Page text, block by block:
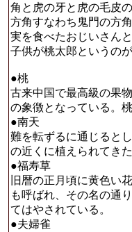
角と虎の牙と虎の毛皮
方角すなわち鬼門の方
実を食べたおじいさん
子供が桃太郎というの
●桃
古来中国で最高級の果
の象徴となっている。
●南天
難を転ずるに通じると
の近くに植えられてき
●福寿草
旧暦の正月頃に黄色い
も呼ばれ、その名の通
てはやされている。
●夫婦雀